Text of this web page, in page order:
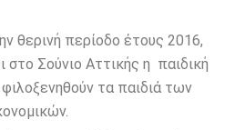
θερινή περίοδο έτους 2016,
Αττικής η παιδική
τα παιδιά των